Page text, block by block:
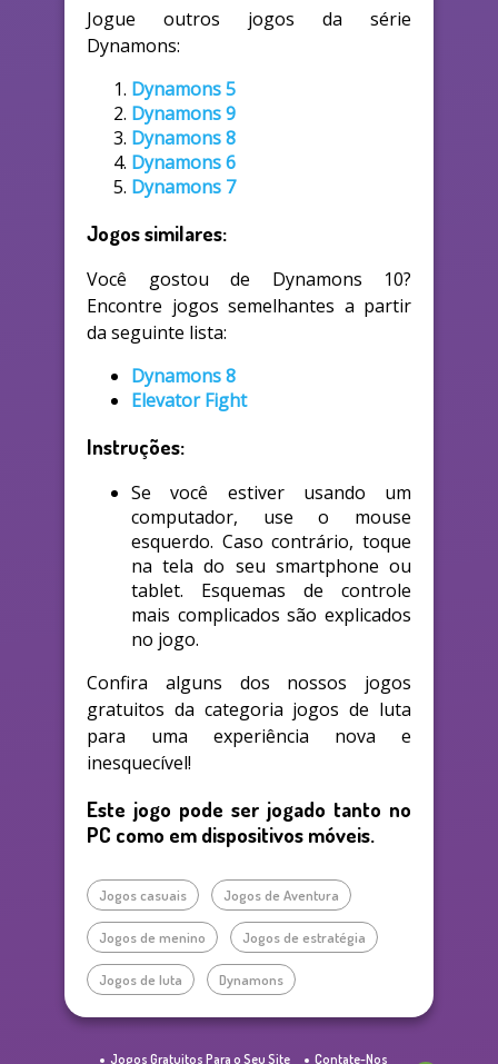
Jogue outros jogos da série
Dynamons:
Dynamons 5
Dynamons 9
Dynamons 8
Dynamons 6
Dynamons 7
Jogos similares:
Você gostou de Dynamons 10?
Encontre jogos semelhantes a partir
da seguinte lista:
Dynamons 8
Elevator Fight
Instruções:
Se você estiver usando um
computador, use o mouse
esquerdo. Caso contrário, toque
na tela do seu smartphone ou
tablet. Esquemas de controle
mais complicados são explicados
no jogo.
Confira alguns dos nossos jogos
gratuitos da categoria jogos de luta
para uma experiência nova e
inesquecível!
Este jogo pode ser jogado tanto no
PC como em dispositivos móveis.
Jogos casuais Jogos de Aventura
Jogos de menino Jogos de estratégia
Jogos de luta Dynamons
Jogos Gratuitos Para o Seu Site Contate-Nos